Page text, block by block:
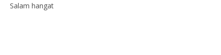
Salam hangat